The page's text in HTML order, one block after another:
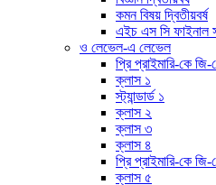
কমন বিষয় দ্বিতীয়বর্ষ
এইচ এস সি ফাইনাল
ও লেভেল-এ লেভেল
প্রি প্রাইমারি-কে
ক্লাস ১
স্ট্যান্ডার্ড ১
ক্লাস ২
ক্লাস ৩
ক্লাস ৪
প্রি প্রাইমারি-কে
ক্লাস ৫